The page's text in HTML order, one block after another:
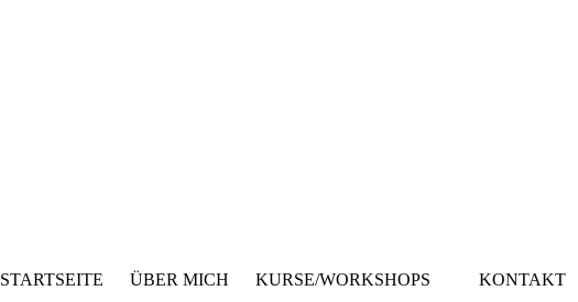
STARTSEITE ÜBER MICH KURSE/WORKSHOPS KONTAKT